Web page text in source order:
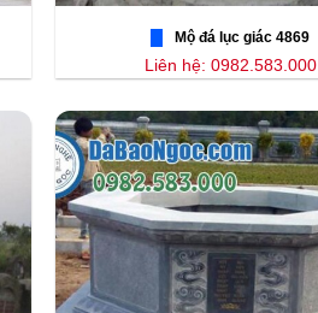
Mộ đá lục giác 4869
Liên hệ: 0982.583.000